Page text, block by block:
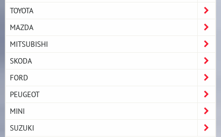
TOYOTA
MAZDA
MITSUBISHI
SKODA
FORD
PEUGEOT
MINI
SUZUKI